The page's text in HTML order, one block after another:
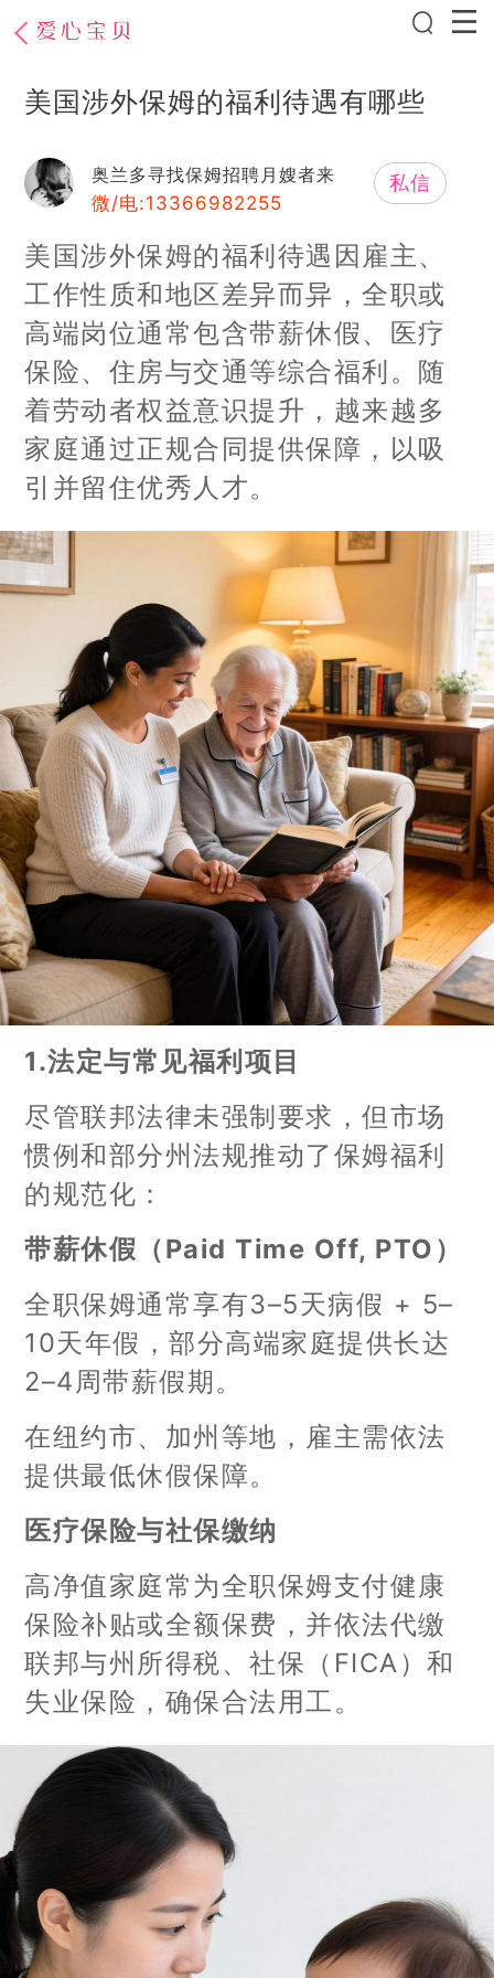
美国涉外保姆的福利待遇有哪些
奥兰多寻找保姆招聘月嫂者来
微/电:13366982255
私信
美国涉外保姆的福利待遇因雇主、
工作性质和地区差异而异，全职或
高端岗位通常包含带薪休假、医疗
保险、住房与交通等综合福利。随
着劳动者权益意识提升，越来越多
家庭通过正规合同提供保障，以吸
引并留住优秀人才。
1.法定与常见福利项目
尽管联邦法律未强制要求，但市场
惯例和部分州法规推动了保姆福利
的规范化：
带薪休假（Paid Time Off, PTO）
全职保姆通常享有3–5天病假 + 5–
10天年假，部分高端家庭提供长达
2–4周带薪假期。
在纽约市、加州等地，雇主需依法
提供最低休假保障。
医疗保险与社保缴纳
高净值家庭常为全职保姆支付健康
保险补贴或全额保费，并依法代缴
联邦与州所得税、社保（FICA）和
失业保险，确保合法用工。